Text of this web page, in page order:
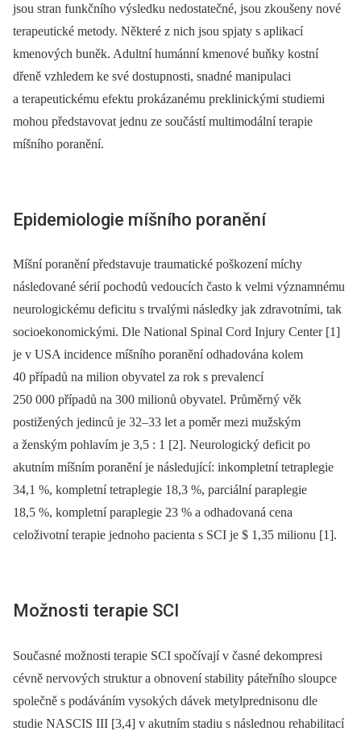
jsou stran funkčního výsledku nedostatečné, jsou zkoušeny nové
terapeutické metody. Ně­kte­ré z nich jsou spjaty s aplikací
kmenových buněk. Adultní humánní kmenové buňky kostní
dřeně vzhledem ke své dostupnosti, snadné manipulaci
a terapeutickému efektu prokázanému preklinickými studiemi
mohou představovat jednu ze součástí multimodální terapie
míšního poranění.
Epidemiologie míšního poranění
Míšní poranění představuje traumatické poškození míchy
následované sérií pochodů vedoucích často k velmi významnému
neurologickému deficitu s trvalými následky jak zdravotními, tak
socioekonomickými. Dle National Spinal Cord Injury Center [1]
je v USA incidence míšního poranění odhadována kolem
40 případů na milion obyvatel za rok s prevalencí
250 000 případů na 300 milionů obyvatel. Průměrný věk
postižených jedinců je 32–33 let a poměr mezi mužským
a ženským pohlavím je 3,5 : 1 [2]. Neurologický deficit po
akutním míšním poranění je následující: inkompletní tetraplegie
34,1 %, kompletní tetraplegie 18,3 %, parciální paraplegie
18,5 %, kompletní paraplegie 23 % a odhadovaná cena
celoživotní terapie jednoho pacienta s SCI je $ 1,35 milionu [1].
Možnosti terapie SCI
Současné možnosti terapie SCI spočívají v časné dekompresi
cévně nervových struktur a obnovení stability páteřního sloupce
společně s podáváním vysokých dávek metylprednisonu dle
studie NASCIS III [3,4] v akutním stadiu s následnou rehabilitací